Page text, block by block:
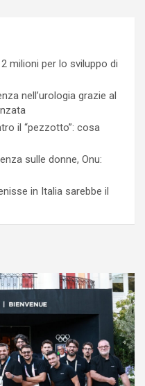
milioni per lo sviluppo di
nell’urologia grazie al
il “pezzotto”: cosa
sulle donne, Onu:
in Italia sarebbe il